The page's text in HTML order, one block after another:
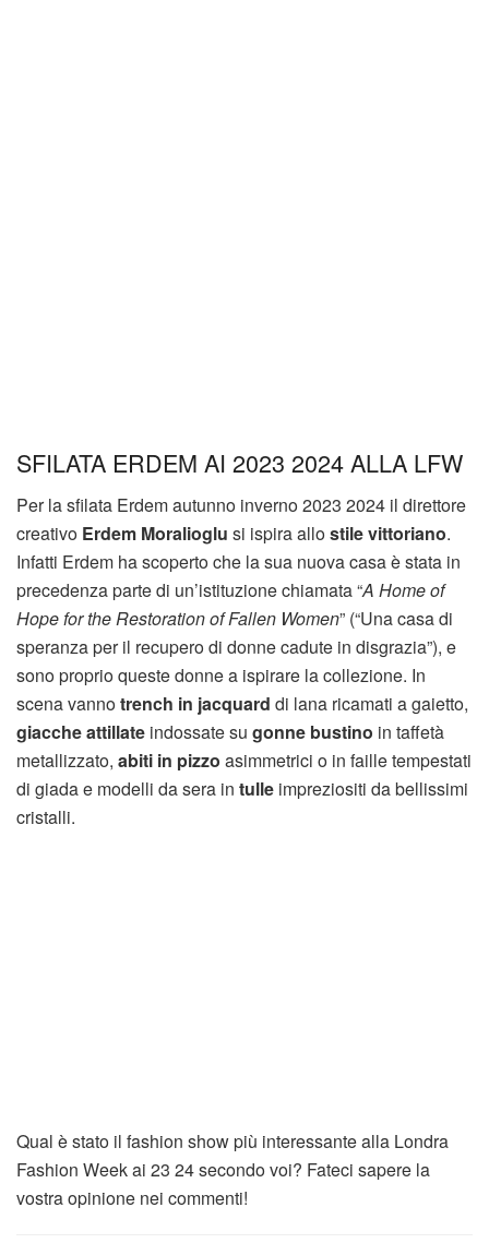
SFILATA ERDEM AI 2023 2024 ALLA LFW
Per la sfilata Erdem autunno inverno 2023 2024 il direttore
creativo Erdem Moralioglu si ispira allostile vittoriano.
Infatti Erdem ha scoperto che la sua nuova casa è stata in
precedenza parte di un’istituzione chiamata “A Home of
Hope for the Restoration of Fallen Women” (“Una casa di
speranza per il recupero di donne cadute in disgrazia”), e
sono proprio queste donne a ispirare la collezione. In
scena vannotrench in jacquard di lana ricamati a gaietto,
giacche attillate indossate su gonne bustino in taffetà
metallizzato, abiti in pizzo asimmetrici o in faille tempestati
di giada e modelli da sera in tulle impreziositi da bellissimi
cristalli.
Qual è stato il fashion show più interessante alla Londra
Fashion Week ai 23 24 secondo voi? Fateci sapere la
vostra opinione nei commenti!